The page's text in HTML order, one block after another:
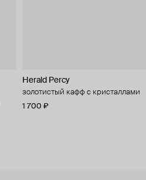
Herald Percy
золотистый кафф с кристаллами
1 700 ₽